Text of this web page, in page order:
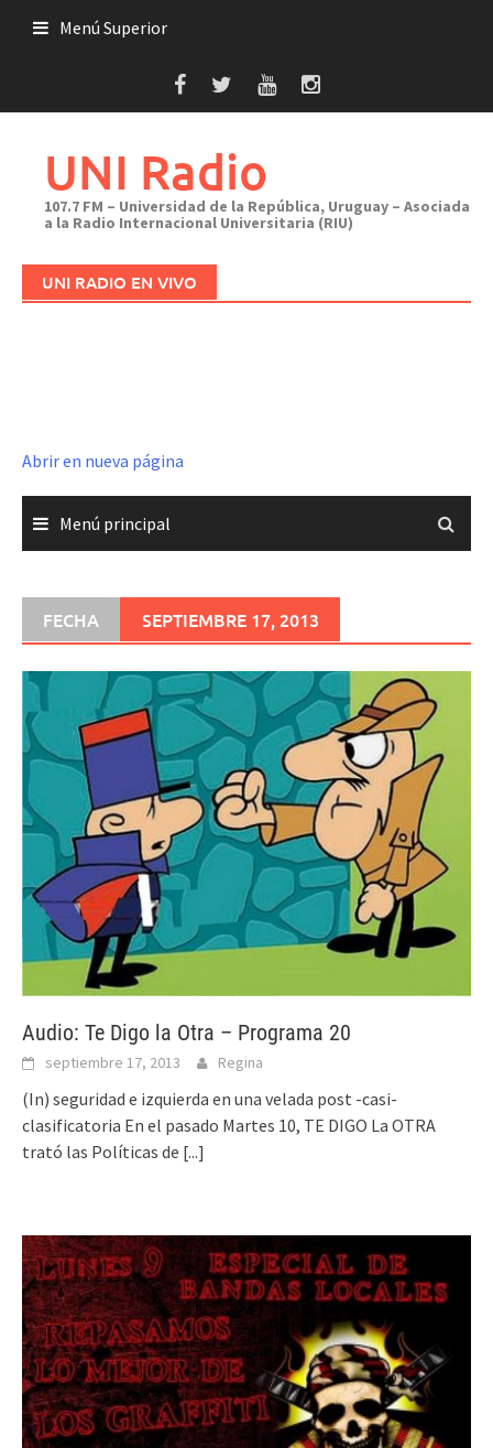
Menú Superior
UNI Radio
107.7 FM – Universidad de la República, Uruguay – Asociada
a la Radio Internacional Universitaria (RIU)
UNI RADIO EN VIVO
Abrir en nueva página
Menú principal
FECHA SEPTIEMBRE 17, 2013
Audio: Te Digo la Otra – Programa 20
septiembre 17, 2013 Regina
(In) seguridad e izquierda en una velada post -casi-
clasificatoria En el pasado Martes 10, TE DIGO La OTRA
trató las Políticas de [...]